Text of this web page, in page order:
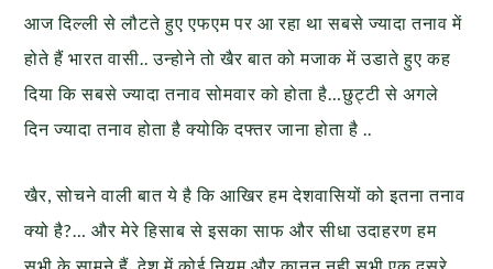
आज दिल्ली से लौटते हुए एफएम पर आ रहा था सबसे ज्यादा तनाव में
होते हैं भारत वासी.. उन्होने तो खैर बात को मजाक में उडाते हुए कह
दिया कि सबसे ज्यादा तनाव सोमवार को होता है…छुट्टी से अगले
दिन ज्यादा तनाव होता है क्योकि दफ्तर जाना होता है ..
खैर, सोचने वाली बात ये है कि आखिर हम देशवासियों को इतना तनाव
क्यो है?… और मेरे हिसाब से इसका साफ और सीधा उदाहरण हम